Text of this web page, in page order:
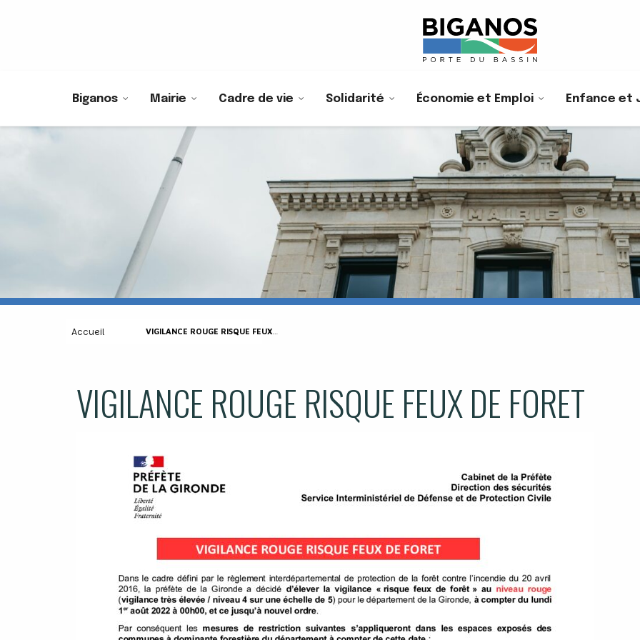
Biganos Mairie Cadre de vie Solidarité Économie et Emploi Enfance et
Accueil VIGILANCE ROUGE RISQUE FEUX DE FORET
VIGILANCE ROUGE RISQUE FEUX DE FORET